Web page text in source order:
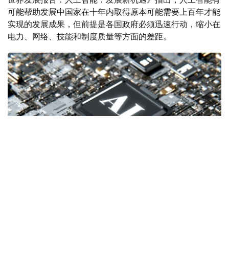
可能帮助发展中国家在十年内取得原本可能需要上百年才能
实现的发展成果，但前提是各国政府必须迅速行动，缩小在
电力、网络、技能和制度质量等方面的差距。